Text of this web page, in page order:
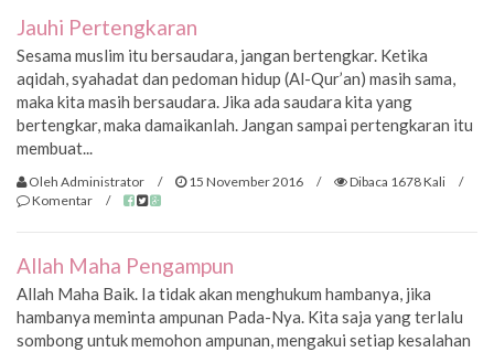
Jauhi Pertengkaran
Sesama muslim itu bersaudara, jangan bertengkar. Ketika
aqidah, syahadat dan pedoman hidup (Al-Qur’an) masih sama,
maka kita masih bersaudara. Jika ada saudara kita yang
bertengkar, maka damaikanlah. Jangan sampai pertengkaran itu
membuat...
Oleh Administrator / 15 November 2016 / Dibaca 1678 Kali
/
Komentar
/
Allah Maha Pengampun
Allah Maha Baik. Ia tidak akan menghukum hambanya, jika
hambanya meminta ampunan Pada-Nya. Kita saja yang terlalu
sombong untuk memohon ampunan, mengakui setiap kesalahan